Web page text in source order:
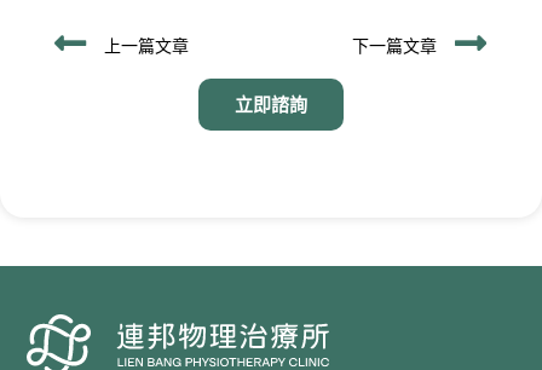
上一頁
上一篇文章 下一篇文章 下
立即諮詢